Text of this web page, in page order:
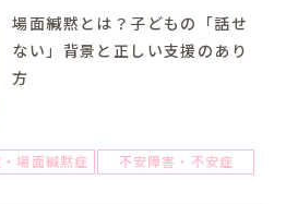
場面緘黙とは？子どもの「話せ
ない」背景と正しい支援のあり
方
場面緘黙症 不安障害・不安症